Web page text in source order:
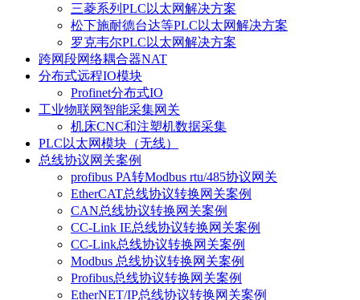
三菱系列PLC以太网解决方案
松下施耐德台达等PLC以太网解决方案
罗克韦尔PLC以太网解决方案
跨网段网络耦合器NAT
分布式远程IO模块
Profinet分布式IO
工业物联网智能采集网关
机床CNC和注塑机数据采集
PLC以太网模块（无线）
总线协议网关案例
profibus PA转Modbus rtu/485协议网关
EtherCAT总线协议转换网关案例
CAN总线协议转换网关案例
CC-Link IE总线协议转换网关案例
CC-Link总线协议转换网关案例
Modbus 总线协议转换网关案例
Profibus总线协议转换网关案例
EtherNET/IP总线协议转换网关案例